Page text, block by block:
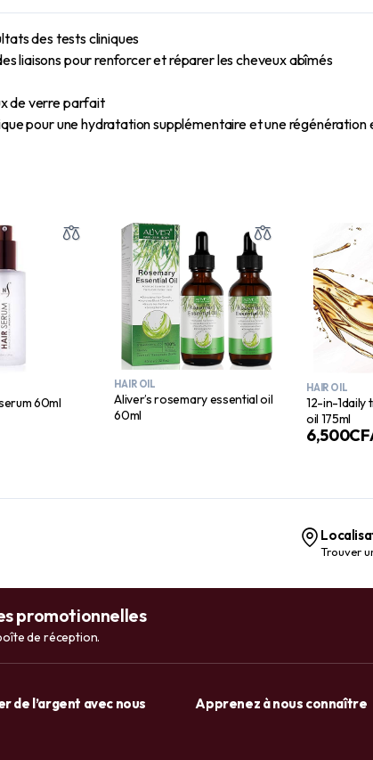
des tests cliniques
liaisons pour renforcer et réparer les cheveux abîmés
de verre parfait
pour une hydratation supplémentaire et une
60ml
HAIR OIL
Aliver’s rosemary essential oil
60ml
HAIR OIL
12-in-1daily
oil 175ml
6,500
Trouver
promotionnelles
de réception.
de l’argent avec nous Apprenez à nous connaître